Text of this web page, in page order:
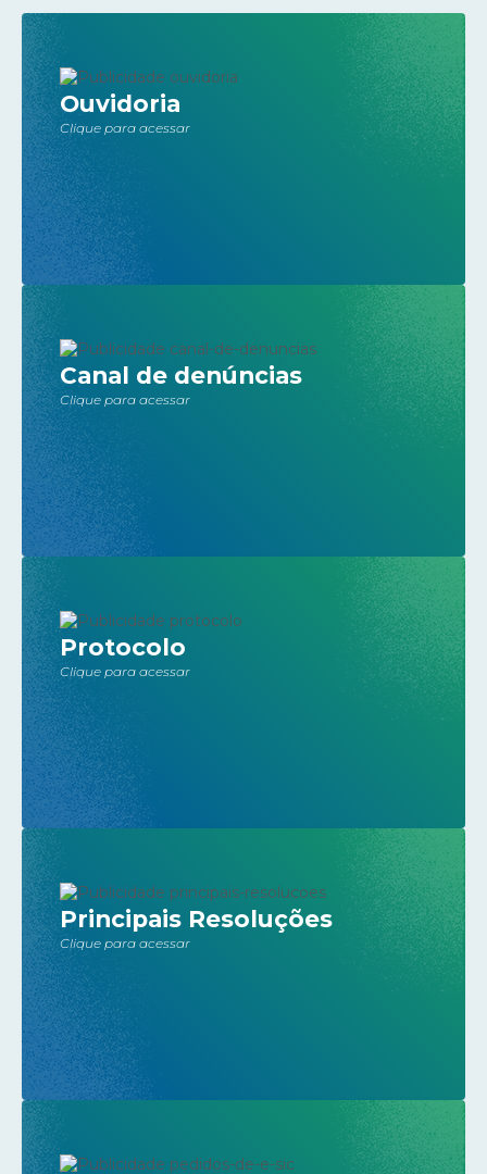
Ouvidoria
Clique para acessar
Canal de denúncias
Clique para acessar
Protocolo
Clique para acessar
Principais Resoluções
Clique para acessar